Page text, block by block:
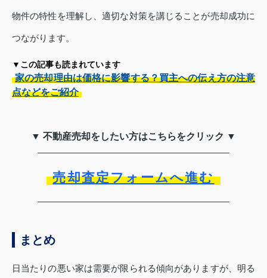
物件の特性を理解し、適切な対策を講じることが売却成功に
つながります。
▼この記事も読まれています
家の売却理由は価格に影響する？買主への伝え方の注意
点などをご紹介
▼ 不動産売却をしたい方はこちらをクリック ▼
売却査定フォームへ進む
まとめ
日当たりの悪い家は需要が限られる傾向がありますが、明る